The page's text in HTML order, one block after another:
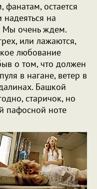
фанатам, остается
надеяться на
Мы очень ждем.
или лажаются,
любование
о том, что должен
в нагане, ветер в
Башкой
старичок, но
пафосной ноте